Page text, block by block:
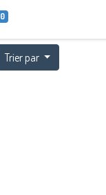
0
Trier par